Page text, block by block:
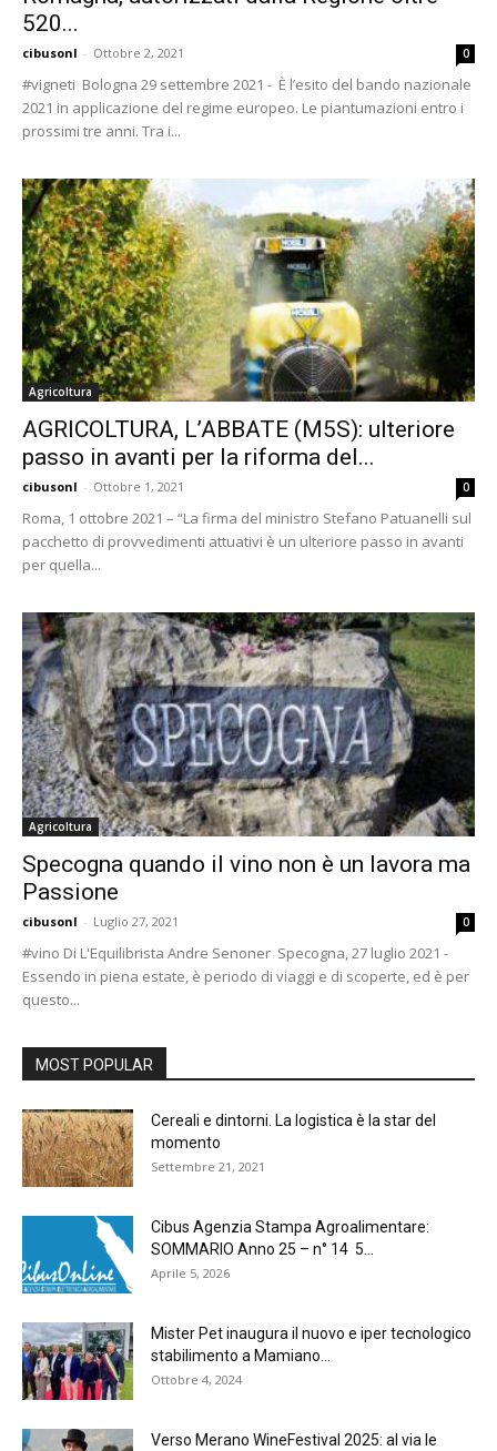
520...
cibusonl - Ottobre 2, 2021 0
#vigneti Bologna 29 settembre 2021 - È l’esito del bando nazionale
2021 in applicazione del regime europeo. Le piantumazioni entro i
prossimi tre anni. Tra i...
Agricoltura
AGRICOLTURA, L’ABBATE (M5S): ulteriore
passo in avanti per la riforma del...
cibusonl - Ottobre 1, 2021 0
Roma, 1 ottobre 2021 – “La firma del ministro Stefano Patuanelli sul
pacchetto di provvedimenti attuativi è un ulteriore passo in avanti
per quella...
Agricoltura
Specogna quando il vino non è un lavora ma
Passione
cibusonl - Luglio 27, 2021 0
#vino Di L'Equilibrista Andre Senoner Specogna, 27 luglio 2021 -
Essendo in piena estate, è periodo di viaggi e di scoperte, ed è per
questo...
MOST POPULAR
Cereali e dintorni. La logistica è la star del
momento
Settembre 21, 2021
Cibus Agenzia Stampa Agroalimentare:
SOMMARIO Anno 25 – n° 14 5...
Aprile 5, 2026
Mister Pet inaugura il nuovo e iper tecnologico
stabilimento a Mamiano...
Ottobre 4, 2024
Verso Merano WineFestival 2025: al via le